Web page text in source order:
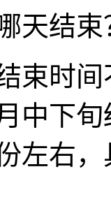
天结束
束时
中下
左右